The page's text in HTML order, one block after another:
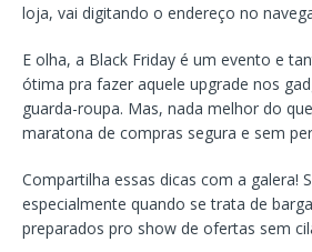
loja, vai digitando o endereço no
E olha, a Black Friday é um evento e
ótima pra fazer aquele upgrade nos
guarda-roupa. Mas, nada melhor do
maratona de compras segura e sem
Compartilha essas dicas com a galera!
especialmente quando se trata de
preparados pro show de ofertas sem